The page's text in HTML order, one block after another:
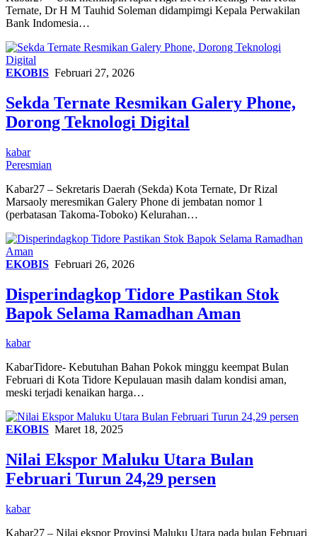
Ternate, Dr H M Tauhid Soleman didampimgi Kepala Perwakilan
Bank Indomesia…
EKOBIS Februari 27, 2026
Sekda Ternate Resmikan Galery Phone,
Dorong Teknologi Digital
kabar
Peresmian
Kabar27 – Sekretaris Daerah (Sekda) Kota Ternate, Dr Rizal
Marsaoly meresmikan Galery Phone di jembatan nomor 1
(perbatasan Takoma-Toboko) Kelurahan…
EKOBIS Februari 26, 2026
Disperindagkop Tidore Pastikan Stok
Bapok Selama Ramadhan Aman
kabar
KabarTidore- Kebutuhan Bahan Pokok minggu keempat Bulan
Februari di Kota Tidore Kepulauan masih dalam kondisi aman,
meski terjadi kenaikan harga…
EKOBIS Maret 18, 2025
Nilai Ekspor Maluku Utara Bulan
Februari Turun 24,29 persen
kabar
Kabar27 – Nilai ekspor Provinsi Maluku Utara pada bulan Februari